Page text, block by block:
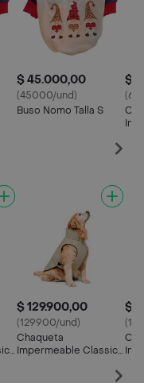
$ 45.000,00
(45000/und)
Buso Nomo Talla S
$
$ 129.900,00
(129900/und)
Chaqueta
Impermeable Classic
$